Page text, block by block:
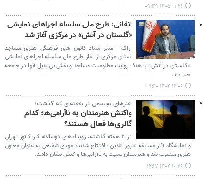
۱۴۰۵-۰۱-۲۱ ۰۹:۳۹
انقانی: طرح ملی سلسله اجراهای نمایشی
«گلستان در آتش» در مرکزی آغاز شد
اراک - مدیر ستاد کانون های فرهنگی هنری مساجد
استان مرکزی از آغاز طرح ملی سلسله اجراهای نمایشی
«گلستان در آتش» با هدف روایت مظلومیت مساجد و نقش بی بدیل آنها در جامعه
خبر داد.
۱۴۰۴-۱۲-۰۶ ۰۹:۴۰
هنرهای تجسمی در هفته‌ای که گذشت؛
واکنش هنرمندان به ناآرامی‌ها؛ کدام
گالری‌ها فعال هستند؟
در ۲ هفته گذشته، رویدادهای دوسالانه کاریکاتور تهران
و نمایشگاه آثار مسابقه «ترور آنلاین» افتتاح شدند، مهدی شفیعی به عنوان معاون
هنری منصوب شد و هنرمندان نسبت به ناآرامی‌ها واکنش نشان دادند.
۱۴۰۴-۱۰-۲۶ ۱۲:۱۷